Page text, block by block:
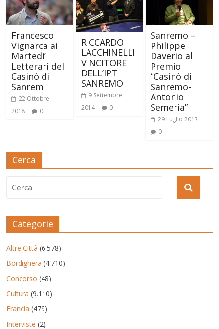
Francesco
Vignarca ai
Martedi’
Letterari del
Casinò di
Sanrem
22 Ottobre
2018
0
RICCARDO
LACCHINELLI
VINCITORE
DELL’IPT
SANREMO
9 Settembre
2014
0
Sanremo –
Philippe
Daverio al
Premio
“Casinò di
Sanremo-
Antonio
Semeria”
29 Luglio 2017
0
Cerca
Categorie
Altre Città (6.578)
Bordighera (4.710)
Concorso (48)
Cultura (9.110)
Francia (479)
Interviste (2)